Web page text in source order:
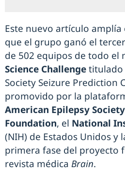
Este nuevo artículo
que el grupo ganó el
de 502 equipos de todo el
Science Challengetitulado
Society Seizure Prediction
promovido por la
American Epilepsy Society
Foundation, el National
(NIH) de Estados Unidos y
primera fase del proyecto
revista médica Brain.